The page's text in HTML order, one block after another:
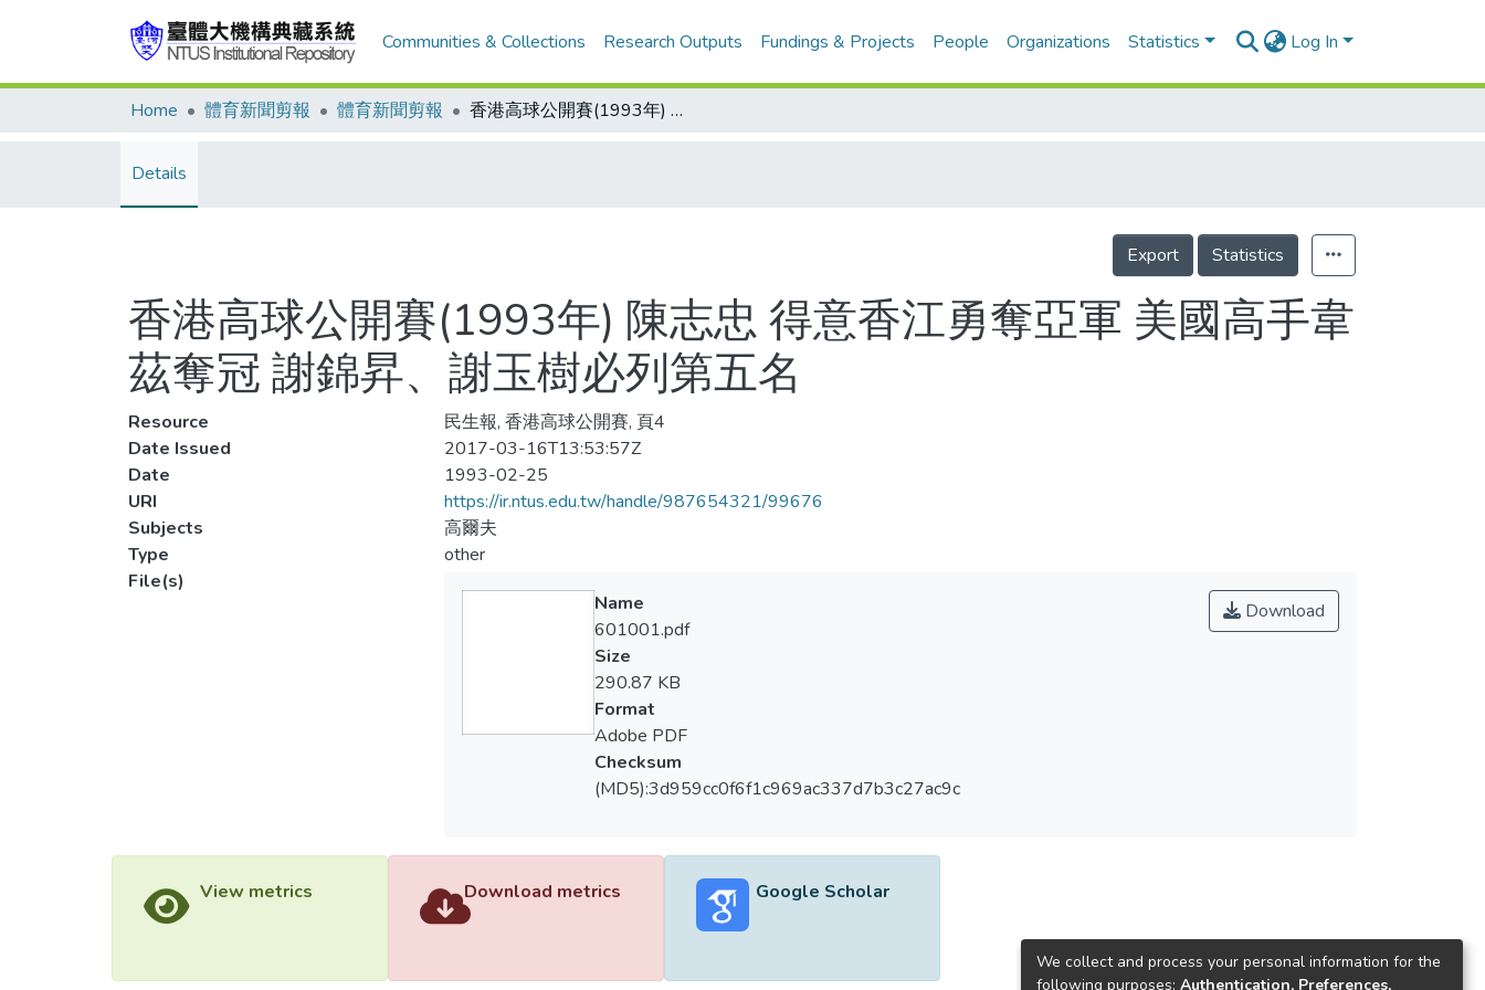
Communities & Collections Research Outputs Fundings & Projects People Organizations Statistics Log In
Home 體育新聞剪報 體育新聞剪報 香港高球公開賽(1993年) 陳志忠 得意香江勇奪亞軍 美國高手韋茲奪冠 謝錦昇、謝玉樹必列第五名
Details
Export Statistics
香港高球公開賽(1993年) 陳志忠 得意香江勇奪亞軍 美國高手韋
茲奪冠 謝錦昇、謝玉樹必列第五名
Resource
民生報, 香港高球公開賽, 頁4
Date Issued
2017-03-16T13:53:57Z
Date
1993-02-25
URI
https://ir.ntus.edu.tw/handle/987654321/99676
Subjects
高爾夫
Type
other
File(s)
Download
Name
601001.pdf
Size
290.87 KB
Format
Adobe PDF
Checksum
(MD5):3d959cc0f6f1c969ac337d7b3c27ac9c
View metrics Download metrics Google Scholar
We collect and process your personal information for the
following purposes: Authentication, Preferences,